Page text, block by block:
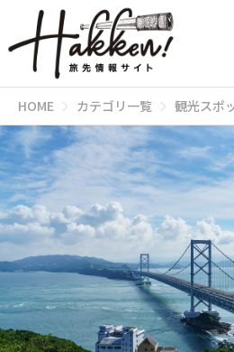
HOME カテゴリ一覧 観光スポ